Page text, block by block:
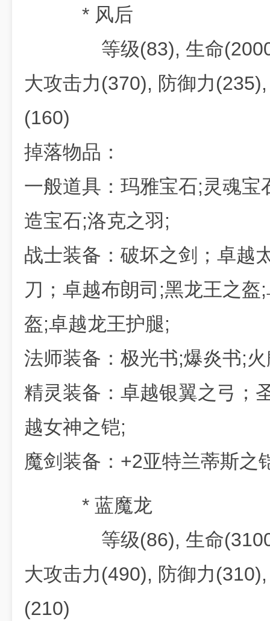
* 风后
等级(83), 生命
大攻击力(370), 防御力
(160)
掉落物品：
一般道具：玛雅宝石;灵魂
造宝石;洛克之羽;
战士装备：破坏之剑；卓越
刀；卓越布朗司;黑龙王之
盔;卓越龙王护腿;
法师装备：极光书;爆炎书;
精灵装备：卓越银翼之弓；
越女神之铠;
魔剑装备：+2亚特兰蒂斯之
* 蓝魔龙
等级(86), 生命
大攻击力(490), 防御力
(210)